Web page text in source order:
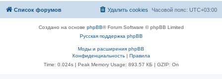
Список форумов Часовой пояс: UTC+03:00
Удалить cookies
Создано на основе phpBB® Forum Software © phpBB Limited
Русская поддержка phpBB
Моды и расширения phpBB
Конфиденциальность| Правила
Time: 0.024s| Peak Memory Usage: 893.57 КБ | GZIP: On